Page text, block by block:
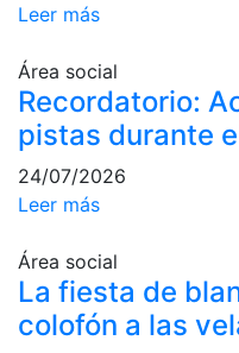
Cuadros de
Cuadro de
Honor
Histórico del
Campeonato
Social
Normativa
Pádel
Leer más
Área social
Recordatorio:
pistas durante
24/07/2026
Leer más
Área social
La fiesta de
colofón a las